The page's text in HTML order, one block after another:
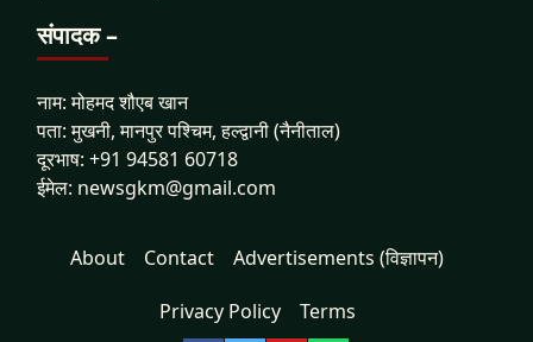
संपादक –
नाम: मोहमद शौएब खान
पता: मुखनी, मानपुर पश्चिम, हल्द्वानी (नैनीताल)
दूरभाष: +91 94581 60718
ईमेल: newsgkm@gmail.com
About Contact Advertisements (विज्ञापन)
Privacy Policy Terms